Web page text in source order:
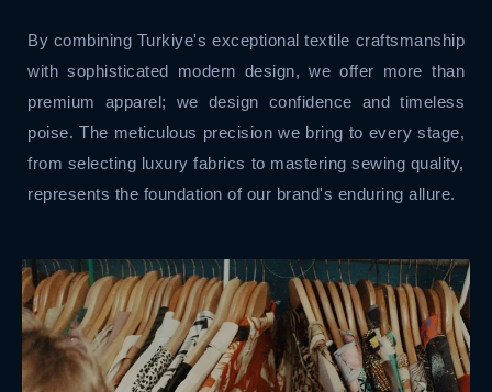
By combining Turkiye's exceptional textile craftsmanship
with sophisticated modern design, we offer more than
premium apparel; we design confidence and timeless
poise. The meticulous precision we bring to every stage,
from selecting luxury fabrics to mastering sewing quality,
represents the foundation of our brand's enduring allure.